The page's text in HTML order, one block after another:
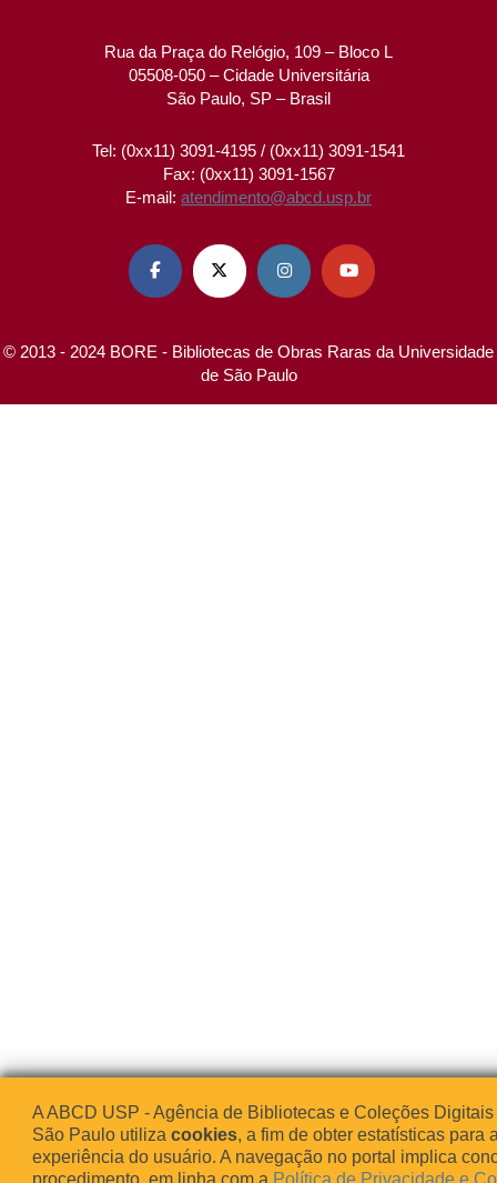
Rua da Praça do Relógio, 109 – Bloco L
05508-050 – Cidade Universitária
São Paulo, SP – Brasil
Tel: (0xx11) 3091-4195 / (0xx11) 3091-1541
Fax: (0xx11) 3091-1567
E-mail: atendimento@abcd.usp.br
   
© 2013 - 2024 BORE - Bibliotecas de Obras Raras da Universidade
de São Paulo
A ABCD USP - Agência de Bibliotecas e Coleções
São Paulo utiliza cookies, a fim de obter estatísticas para
experiência do usuário. A navegação no portal implica
procedimento, em linha com a Política de Privacidade e